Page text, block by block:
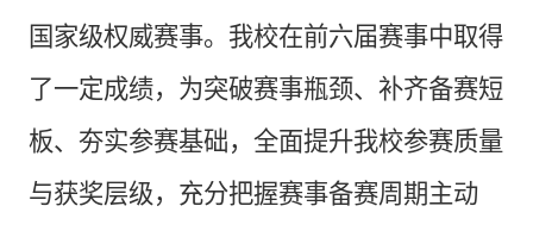
国家级权威赛事。我校在前六届赛事中取得
了一定成绩，为突破赛事瓶颈、补齐备赛短
板、夯实参赛基础，全面提升我校参赛质量
与获奖层级，充分把握赛事备赛周期主动